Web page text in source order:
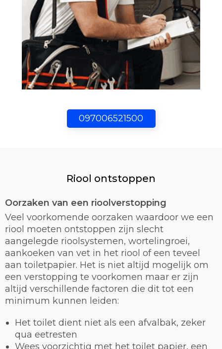
097006521500
Riool ontstoppen
Oorzaken van een rioolverstopping
Veel voorkomende oorzaken waardoor we een
riool moeten ontstoppen zijn slecht
aangelegde rioolsystemen, wortelingroei,
aankoeken van vet in het riool of een teveel
aan toiletpapier. Het is niet altijd mogelijk om
een verstopping te voorkomen maar er zijn
altijd verschillende factoren die dit tot een
minimum kunnen leiden:
Het toilet dient niet als een afvalbak, zeker
qua eetresten
Wees voorzichtig met het toilet papier, een